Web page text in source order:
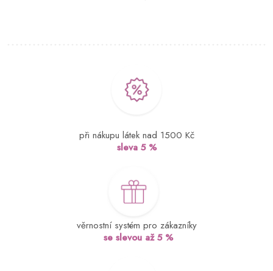
při nákupu látek nad 1500 Kč
sleva 5 %
věrnostní systém pro zákazníky
se slevou až 5 %